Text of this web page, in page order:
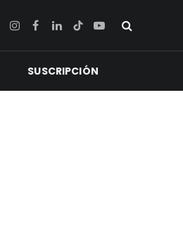
Instagram
Facebook
LinkedInTikTokYouTube
SUSCRIPCIÓN